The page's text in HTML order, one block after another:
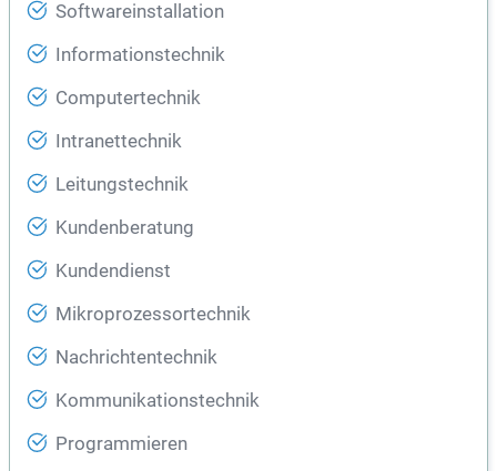
Softwareinstallation
Informationstechnik
Computertechnik
Intranettechnik
Leitungstechnik
Kundenberatung
Kundendienst
Mikroprozessortechnik
Nachrichtentechnik
Kommunikationstechnik
Programmieren